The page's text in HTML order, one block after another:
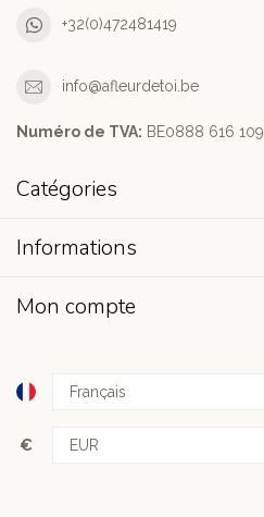
+32(0)472481419
info@afleurdetoi.be
Numéro de TVA: BE0888 616 109
Catégories
Informations
Mon compte
€